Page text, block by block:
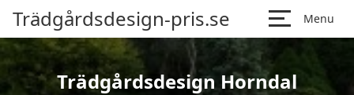
Trädgårdsdesign-pris.se Menu
Trädgårdsdesign Horndal